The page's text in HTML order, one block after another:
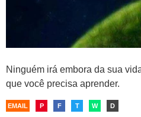
Ninguém irá embora da sua
que você precisa aprender.
EMAIL P F T W D